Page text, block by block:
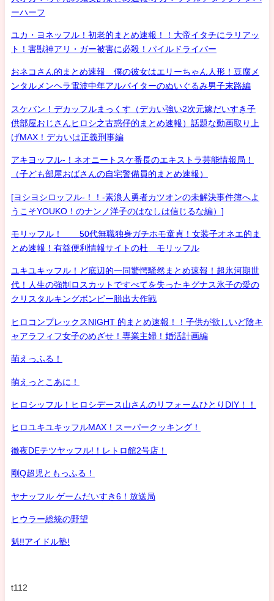
ーハーフ
ユカ・ヨネッフル！初老的まとめ速報！！大帝イタチにラリアッ
ト！害獣神アリ・ガー被害に必殺！パイルドライバー
おネコさん的まとめ速報 僕の彼女はエリーちゃん人形！豆腐メ
ンタルメンヘラ電波中年アルバイターのぬいぐるみ男子末路編
スケバン！デカッフルまっくす（デカい強い2次元嫁だいすき子
供部屋おじさんヒロシ之古惑仔的まとめ速報）話題な動画取り上
げMAX！デカいは正義刑事編
アキヨッフル-！ネオニートスケ番長のエキストラ芸能情報局！
（子ども部屋おばさんの自宅警備員的まとめ速報）
[ヨシヨシロッフル-！！-素浪人勇者カツオンの未解決事件簿へよ
うこそYOUKO！のナンノ洋子のはなしは信じるな編）]
モリッフル！ 50代無職独身ガチホモ童貞！女装子オネエ的ま
とめ速報！有益便利情報サイトの杜 モリッフル
ユキユキッフル！ど底辺的一同驚愕騒然まとめ速報！超氷河期世
代！人生の強制ロスカットですべてを失ったキグナス氷子の愛の
クリスタルキングボンビー脱出大作戦
ヒロコンプレックスNIGHT 的まとめ速報！！子供が欲しいど陰キ
ャアラフィフ女子のめざせ！専業主婦！婚活計画編
萌えっふる！
萌えっとこあに！
ヒロシッフル！ヒロシデース山さんのリフォームひとりDIY！！
ヒロユキユキッフルMAX！スーパークッキング！
徹夜DEテツヤッフル!！レトロ館2号店！
剛Q超児ともっふる！
ヤナッフル ゲームだいすき6！放送局
ヒウラー総統の野望
魁!!アイドル塾!
t112